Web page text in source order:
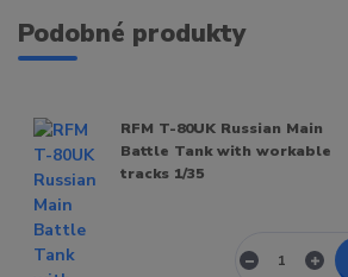
Podobné produkty
RFM T-80UK Russian Main
Battle Tank with workable
tracks 1/35